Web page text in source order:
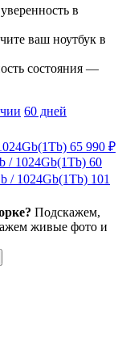
в
ваш ноутбук в
состояния —
60 дней
65 990 ₽
/ 1024Gb(1Tb) 60
/ 1024Gb(1Tb) 101
Подскажем,
живые фото и